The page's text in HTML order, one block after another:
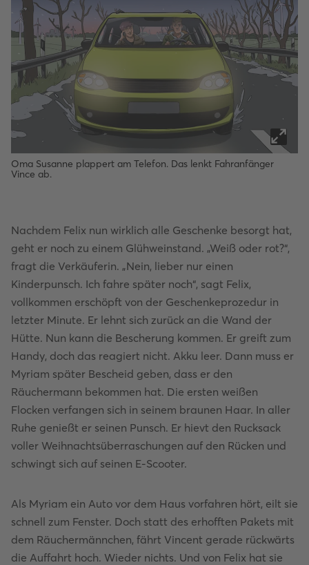
Oma Susanne plappert am Telefon. Das lenkt Fahranfänger
Vince ab.
Nachdem Felix nun wirklich alle Geschenke besorgt hat,
geht er noch zu einem Glühweinstand. „Weiß oder rot?“,
fragt die Verkäuferin. „Nein, lieber nur einen
Kinderpunsch. Ich fahre später noch“, sagt Felix,
vollkommen erschöpft von der Geschenkeprozedur in
letzter Minute. Er lehnt sich zurück an die Wand der
Hütte. Nun kann die Bescherung kommen. Er greift zum
Handy, doch das reagiert nicht. Akku leer. Dann muss er
Myriam später Bescheid geben, dass er den
Räuchermann bekommen hat. Die ersten weißen
Flocken verfangen sich in seinem braunen Haar. In aller
Ruhe genießt er seinen Punsch. Er hievt den Rucksack
voller Weihnachtsüberraschungen auf den Rücken und
schwingt sich auf seinen E-Scooter.
Als Myriam ein Auto vor dem Haus vorfahren hört, eilt sie
schnell zum Fenster. Doch statt des erhofften Pakets mit
dem Räuchermännchen, fährt Vincent gerade rückwärts
die Auffahrt hoch. Wieder nichts. Und von Felix hat sie